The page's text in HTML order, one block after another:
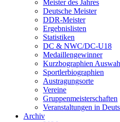
Meister des Jahres
Deutsche Meister
DDR-Meister
Ergebnislisten
Statistiken
DC & NWC/DC-U18
Medaillengewinner
Kurzbographien
Sportlerbiographien
Austragungsorte
Vereine
Gruppenmeisterschaften
Veranstaltungen in
Archiv